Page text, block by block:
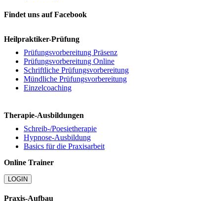
Findet uns auf Facebook
Heilpraktiker-Prüfung
Prüfungsvorbereitung Präsenz
Prüfungsvorbereitung Online
Schriftliche Prüfungsvorbereitung
Mündliche Prüfungsvorbereitung
Einzelcoaching
Therapie-Ausbildungen
Schreib-/Poesietherapie
Hypnose-Ausbildung
Basics für die Praxisarbeit
Online Trainer
LOGIN
Praxis-Aufbau